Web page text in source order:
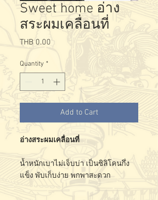
Sweet home อ่าง
สระผมเคลื่อนที่
THB 0.00
Quantity *
Add to Cart
อ่างสระผมเคลื่อนที่
น้ำหนักเบาไม่เจ็บบ่า เป็นซิลิโคนกึ่ง
แข็ง พับเก็บง่าย พกพาสะดวก